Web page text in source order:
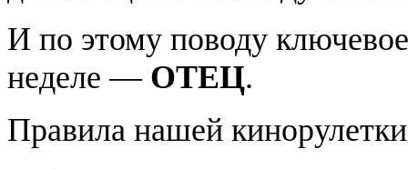
И по этому поводу
неделе — ОТЕЦ.
Правила нашей